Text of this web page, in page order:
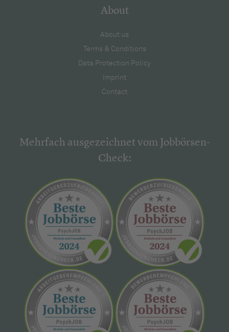
About
About us
Terms & Conditions
Data Protection Policy
Imprint
Contact
Mehrfach ausgezeichnet vom Jobbörsen-
Check: